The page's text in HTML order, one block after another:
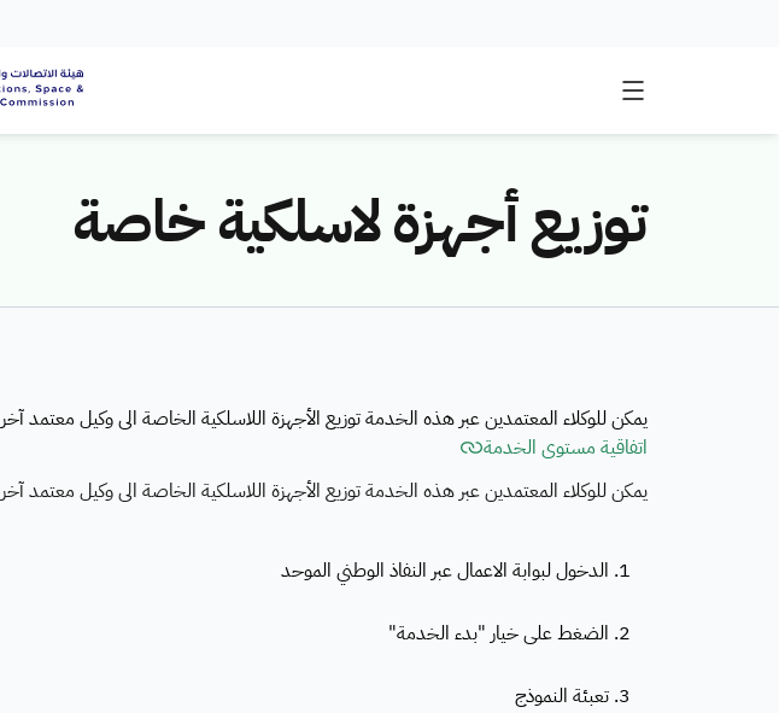
توزيع أجهزة لاسلكية خاصة
يمكن للوكلاء المعتمدين عبر هذه الخدمة توزيع الأجهزة اللاسلكية الخاصة الى وكيل معتمد آخر
اتفاقية مستوى الخدمة
يمكن للوكلاء المعتمدين عبر هذه الخدمة توزيع الأجهزة اللاسلكية الخاصة الى وكيل معتمد آخر
1. الدخول لبوابة الاعمال عبر النفاذ الوطني الموحد
2. الضغط على خيار "بدء الخدمة"
3. تعبئة النموذج